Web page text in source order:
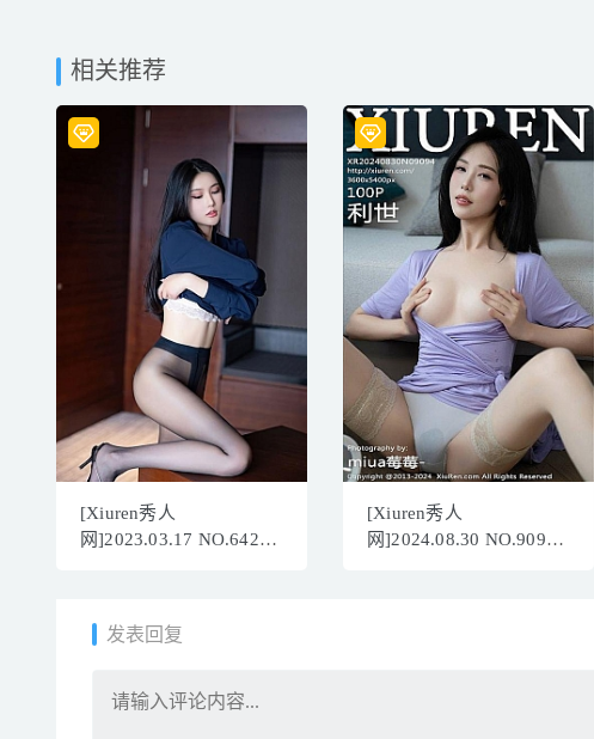
相关推荐
[Xiuren秀人
网]2023.03.17 NO.6427
[Xiuren秀人
网]2024.08.30 NO.9094
发表回复